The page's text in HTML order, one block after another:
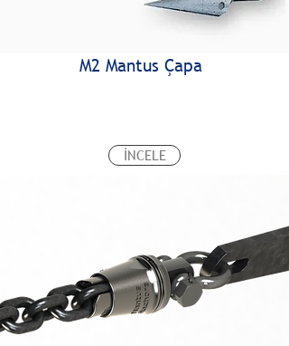
M2 Mantus Çapa
İNCELE